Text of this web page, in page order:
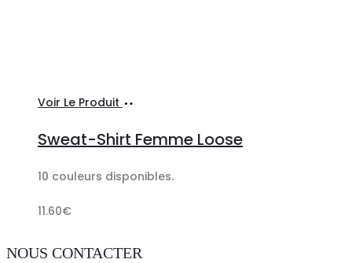
Voir Le Produit
panier
Sweat-Shirt Femme Loose
10 couleurs disponibles.
11.60€
NOUS CONTACTER